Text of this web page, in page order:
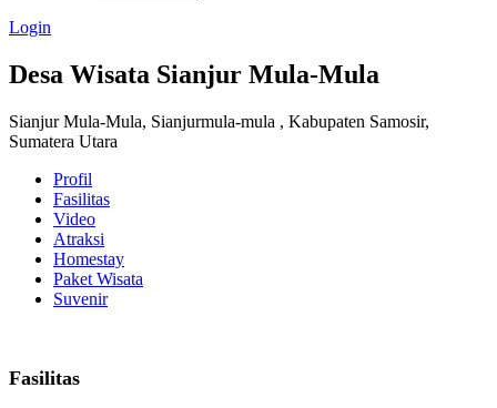
Login
Desa Wisata Sianjur Mula-Mula
Sianjur Mula-Mula, Sianjurmula-mula , Kabupaten Samosir,
Sumatera Utara
Profil
Fasilitas
Video
Atraksi
Homestay
Paket Wisata
Suvenir
Fasilitas